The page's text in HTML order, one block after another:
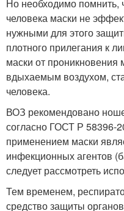
Но необходимо помнить,
человека маски не
нужными для этого
плотного прилегания к
маски от проникновения
вдыхаемым воздухом,
человека.
ВОЗ рекомендовано
согласно ГОСТ Р 58396-
применением маски
инфекционных агентов
следует рассмотреть
Тем временем,
средство защиты